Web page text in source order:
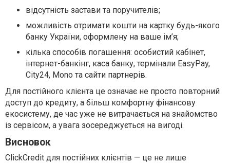
відсутність застави та поручителів;
можливість отримати кошти на картку будь-якого
банку України, оформлену на ваше ім’я;
кілька способів погашення: особистий кабінет,
інтернет-банкінг, каса банку, термінали EasyPay,
City24, Mono та сайти партнерів.
Для постійного клієнта це означає не просто повторний
доступ до кредиту, а більш комфортну фінансову
екосистему, де час уже не витрачається на знайомство
із сервісом, а увага зосереджується на вигоді.
Висновок
ClickCredit для постійних клієнтів — це не лише